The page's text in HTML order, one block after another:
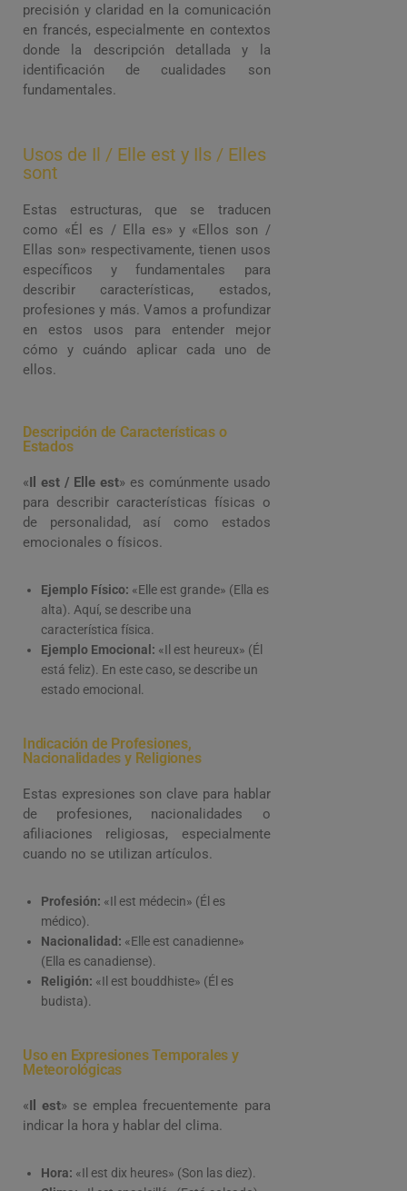
precisión y claridad en la comunicación
en francés, especialmente en contextos
donde la descripción detallada y la
identificación de cualidades son
fundamentales.
Usos de Il / Elle est y Ils / Elles
sont
Estas estructuras, que se traducen
como «Él es / Ella es» y «Ellos son /
Ellas son» respectivamente, tienen usos
específicos y fundamentales para
describir características, estados,
profesiones y más. Vamos a profundizar
en estos usos para entender mejor
cómo y cuándo aplicar cada uno de
ellos.
Descripción de Características o
Estados
«Il est / Elle est» es comúnmente usado
para describir características físicas o
de personalidad, así como estados
emocionales o físicos.
Ejemplo Físico: «Elle est grande» (Ella es
alta). Aquí, se describe una
característica física.
Ejemplo Emocional: «Il est heureux» (Él
está feliz). En este caso, se describe un
estado emocional.
Indicación de Profesiones,
Nacionalidades y Religiones
Estas expresiones son clave para hablar
de profesiones, nacionalidades o
afiliaciones religiosas, especialmente
cuando no se utilizan artículos.
Profesión: «Il est médecin» (Él es
médico).
Nacionalidad: «Elle est canadienne»
(Ella es canadiense).
Religión: «Il est bouddhiste» (Él es
budista).
Uso en Expresiones Temporales y
Meteorológicas
«Il est» se emplea frecuentemente para
indicar la hora y hablar del clima.
Hora: «Il est dix heures» (Son las diez).